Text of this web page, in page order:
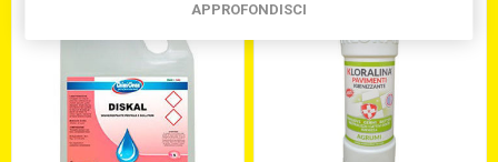
APPROFONDISCI